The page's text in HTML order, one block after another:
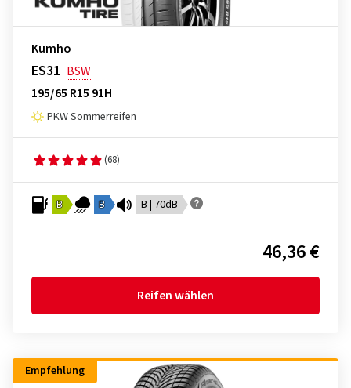
Kumho
ES31 BSW
195/65 R15 91H
PKW Sommerreifen
(68)
B B B | 70dB
46,36 €
Reifen wählen
Empfehlung